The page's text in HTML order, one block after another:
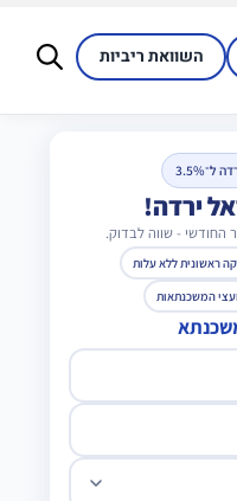
השוואת ריביות
ירדה!
החודשי - שווה לבדוק.
ראשונית ללא עלות
המשכנתאות